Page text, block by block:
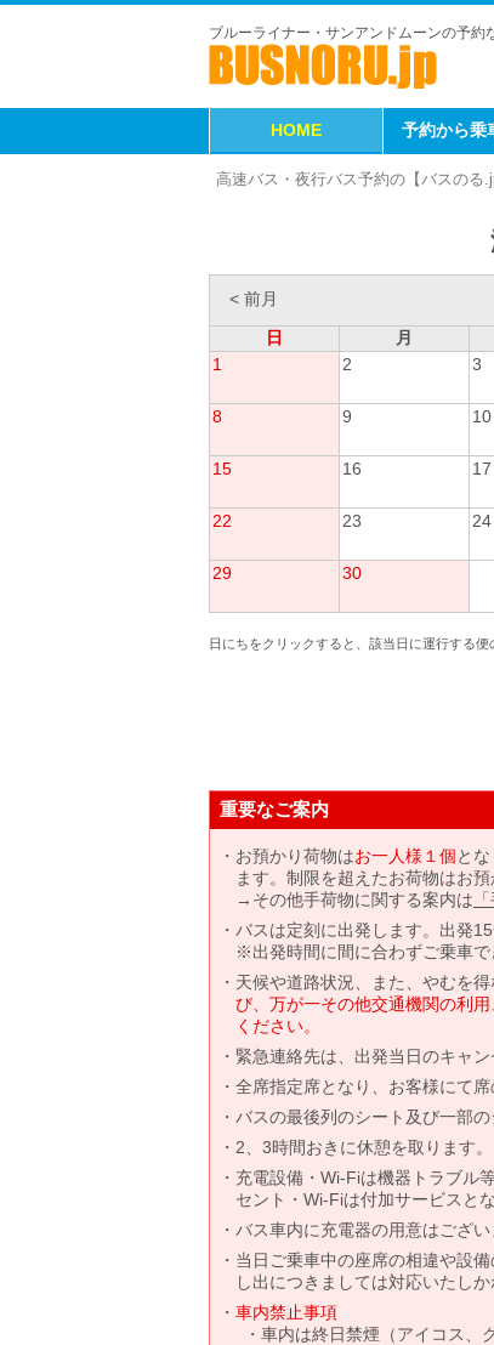
ブルーライナー・サンアンドムーンの予約
HOME 予約から乗
高速バス・夜行バス予約の【バスのる
< 前月
日
月
1
2 3
8 9 10
15 16 17
22 23 24
29 30
日にちをクリックすると、該当日に運行する便
重要なご案内
お預かり荷物はお一人様１個と
ます。制限を超えたお荷物はお預
→その他手荷物に関する案内は
バスは定刻に出発します。出発
※出発時間に間に合わずご乗車で
天候や道路状況、また、やむを
び、万が一その他交通機関の利
ください。
緊急連絡先は、出発当日のキャ
全席指定席となり、お客様にて席
バスの最後列のシート及び一部
2、3時間おきに休憩を取ります。
充電設備・Wi-Fiは機器トラブル
セント・Wi-Fiは付加サービスと
バス車内に充電器の用意はござ
当日ご乗車中の座席の相違や設
し出につきましては対応いたし
車内禁止事項
車内は終日禁煙（アイコス、